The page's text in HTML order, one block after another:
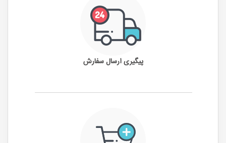
پیگیری ارسال سفارش